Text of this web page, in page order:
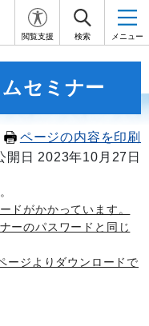
閲覧支援 検索 メニュー
セミナー
ページの内容を印刷
開日 2023年10月27日
ドがかかっています。
ーのパスワードと同じ
ージよりダウンロードで